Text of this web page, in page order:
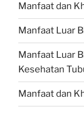
Manfaat dan
Manfaat Luar
Manfaat Luar
Kesehatan
Manfaat dan